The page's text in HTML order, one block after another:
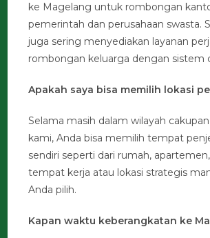
ke Magelang untuk rombongan
pemerintah dan perusahaan swasta.
juga sering menyediakan layanan
rombongan keluarga dengan sistem
Apakah saya bisa memilih lokasi
Selama masih dalam wilayah
kami, Anda bisa memilih tempat
sendiri seperti dari rumah,
tempat kerja atau lokasi strategis
Anda pilih.
Kapan waktu keberangkatan ke